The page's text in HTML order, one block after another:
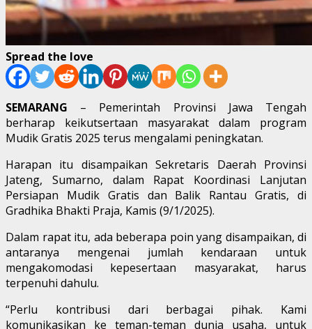
Spread the love
SEMARANG – Pemerintah Provinsi Jawa Tengah
berharap keikutsertaan masyarakat dalam program
Mudik Gratis 2025 terus mengalami peningkatan.
Harapan itu disampaikan Sekretaris Daerah Provinsi
Jateng, Sumarno, dalam Rapat Koordinasi Lanjutan
Persiapan Mudik Gratis dan Balik Rantau Gratis, di
Gradhika Bhakti Praja, Kamis (9/1/2025).
Dalam rapat itu, ada beberapa poin yang disampaikan, di
antaranya mengenai jumlah kendaraan untuk
mengakomodasi kepesertaan masyarakat, harus
terpenuhi dahulu.
“Perlu kontribusi dari berbagai pihak. Kami
komunikasikan ke teman-teman dunia usaha, untuk